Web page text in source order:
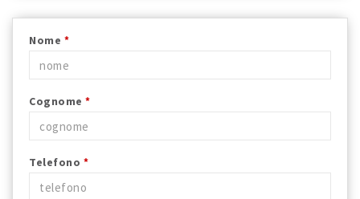
Nome *
Cognome *
Telefono *